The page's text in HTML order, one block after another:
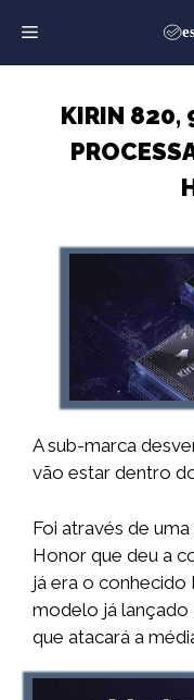
para
o
KIRIN 820,
A sub-marca
vão estar dentro
Foi através de
Honor que deu a
já era o conhecido
modelo já lançado
que atacará a